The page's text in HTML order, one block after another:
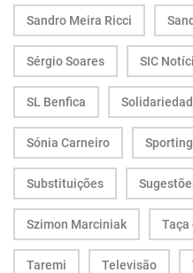
Sandro Meira Ricci
Sérgio Soares SIC
SL Benfica
Sónia Carneiro
Substituições
Szimon Marciniak Taça
Taremi Televisão